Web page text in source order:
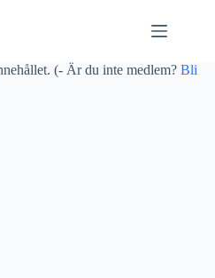
(- Är du inte medlem? Bli